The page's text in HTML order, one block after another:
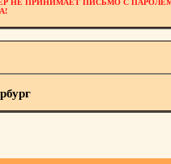
НЕ ПРИНИМАЕТ ПИСЬМО С